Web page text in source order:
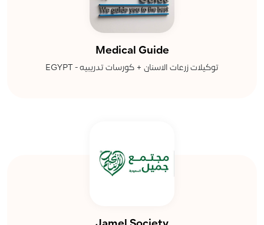
Medical Guide
توكيلات زرعات الاسنان + كورسات تدريبيه - EGYPT